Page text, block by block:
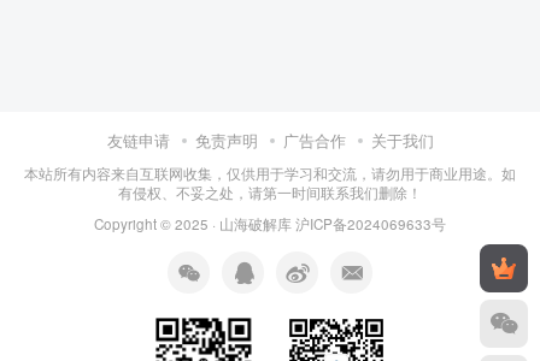
友链申请 免责声明 广告合作 关于我们
本站所有内容来自互联网收集，仅供用于学习和交流，请勿用于商业用途。如
有侵权、不妥之处，请第一时间联系我们删除！
Copyright © 2025 · 山海破解库沪ICP备2024069633号